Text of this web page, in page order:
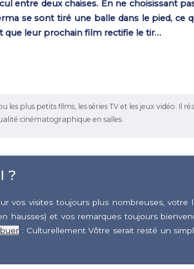
entre deux chaises. En ne choisissant
se sont tiré une balle dans le pied, ce
que leur prochain film rectifie le tir…
plus petits films, les séries TV et les jeux vidéo. Il
cinématographique en salles.
?
vos visites toujours plus nombreuses, votre
hausses) et vos remarques toujours
: Culturellement Vôtre serait resté un